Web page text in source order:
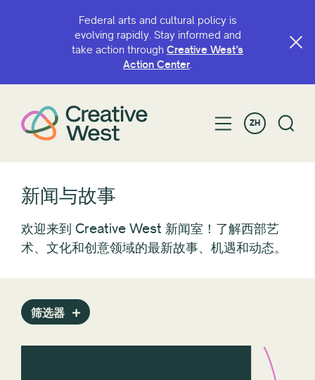
Federal arts and cultural policy is
evolving rapidly. Stay informed and
take action through Creative West’s
Action Center.
ZH
新闻与故事
欢迎来到 Creative West 新闻室！了解西部艺
术、文化和创意领域的最新故事、机遇和动态。
筛选器
倡导
咖啡店
会议
智能出行
资助机会
政策